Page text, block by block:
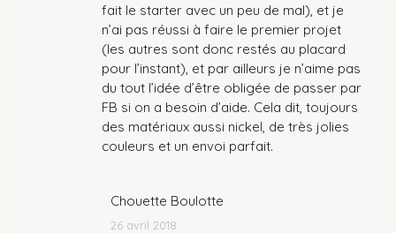
fait le starter avec un peu de mal), et je
n’ai pas réussi à faire le premier projet
(les autres sont donc restés au placard
pour l’instant), et par ailleurs je n’aime pas
du tout l’idée d’être obligée de passer par
FB si on a besoin d’aide. Cela dit, toujours
des matériaux aussi nickel, de très jolies
couleurs et un envoi parfait.
Chouette Boulotte
26 avril 2018